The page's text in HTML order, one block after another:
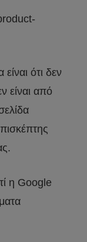
ότι δεν
είναι από
η Google